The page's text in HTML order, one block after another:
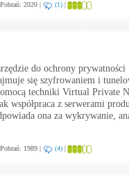
2020 | (1) |
do ochrony prywatności
się szyfrowaniem i
techniki Virtual Private
współpraca z serwerami
ona za wykrywanie,
1989 | (4) |